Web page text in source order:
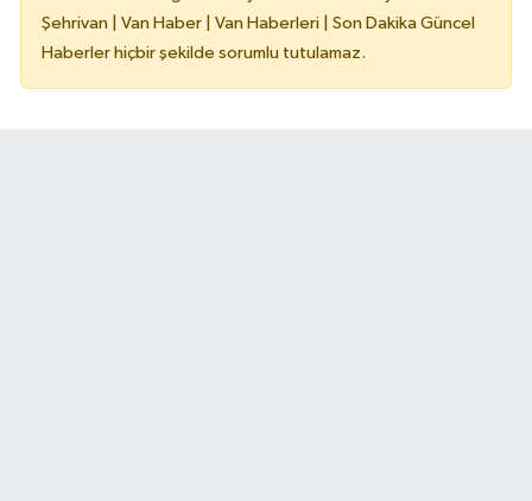
Şehrivan | Van Haber | Van Haberleri | Son Dakika Güncel
Haberler hiçbir şekilde sorumlu tutulamaz.